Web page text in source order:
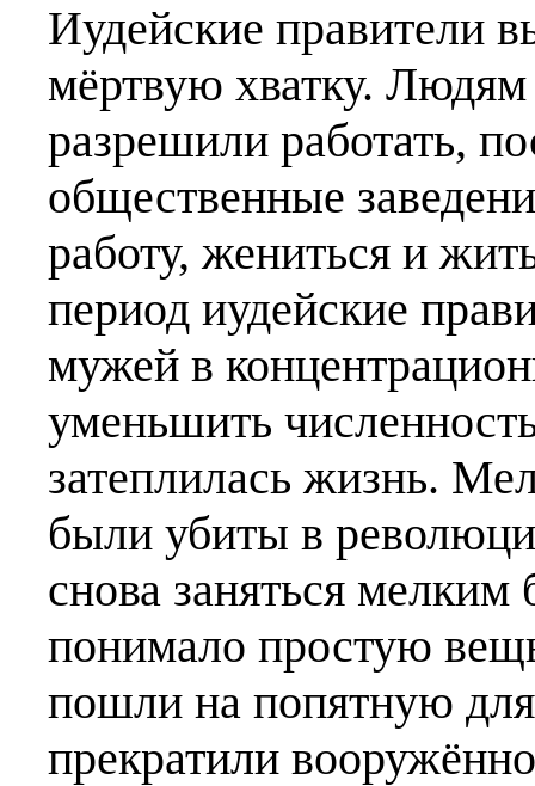
Иудейские правители
мёртвую хватку.
разрешили работать,
общественные
работу, жениться и
период иудейские
мужей в
уменьшить
затеплилась жизнь.
были убиты в
снова заняться
понимало простую
пошли на попятную
прекратили